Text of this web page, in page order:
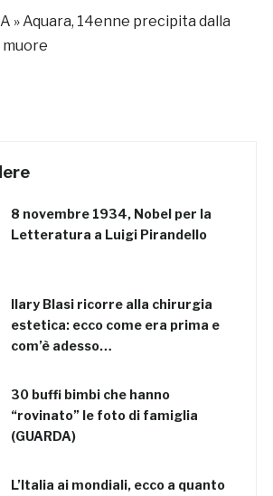
»Aquara, 14enne precipita dalla
muore
8 novembre 1934, Nobel per la
Letteratura a Luigi Pirandello
Ilary Blasi ricorre alla chirurgia
estetica: ecco come era prima e
com’è adesso…
30 buffi bimbi che hanno
“rovinato” le foto di famiglia
(GUARDA)
L’Italia ai mondiali, ecco a quanto